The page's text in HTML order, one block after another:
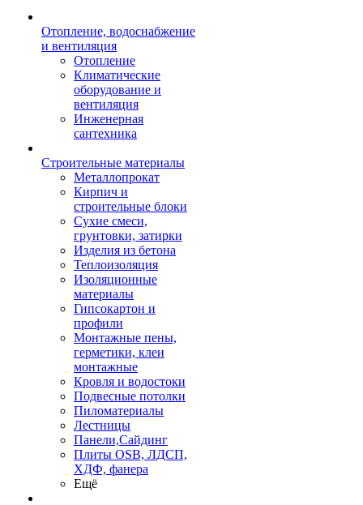
Отопление, водоснабжение
и вентиляция
Отопление
Климатические
оборудование и
вентиляция
Инженерная
сантехника
Строительные материалы
Металлопрокат
Кирпич и
строительные блоки
Сухие смеси,
грунтовки, затирки
Изделия из бетона
Теплоизоляция
Изоляционные
материалы
Гипсокартон и
профили
Монтажные пены,
герметики, клеи
монтажные
Кровля и водостоки
Подвесные потолки
Пиломатериалы
Лестницы
Панели,Сайдинг
Плиты OSB, ЛДСП,
ХДФ, фанера
Ещё